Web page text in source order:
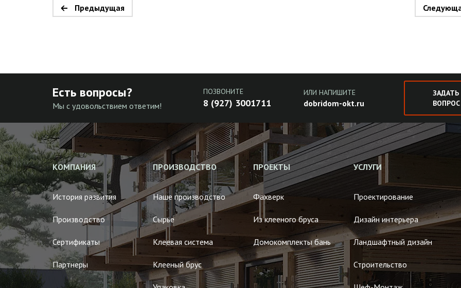
Предыдущая
Есть вопросы?
Мы с удовольствием ответим!
ПОЗВОНИТЕ
8 (927) 3001711
ИЛИ НАПИШИТЕ
dobridom-okt.ru
ЗАДАТЬ
ВОПРОС
КОМПАНИЯ
История развития
Производство
Сертификаты
Партнеры
ПРОИЗВОДСТВО
Наше производство
Сырье
Клеевая система
Клееный брус
ПРОЕКТЫ
Фахверк
Из клееного бруса
Домокомплекты бань
УСЛУГИ
Проектирование
Дизайн интерьера
Ландшафтный дизайн
Строительство